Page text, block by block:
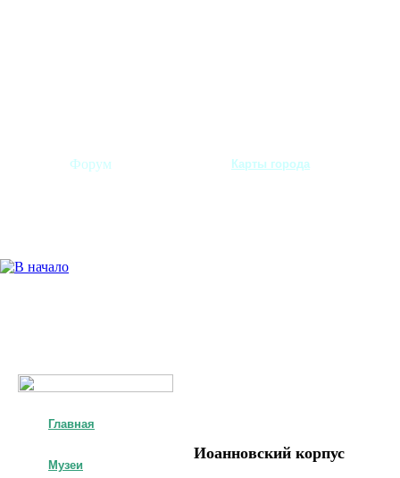
Форум Карты города
Главная
Музеи
Иоанновский корпус